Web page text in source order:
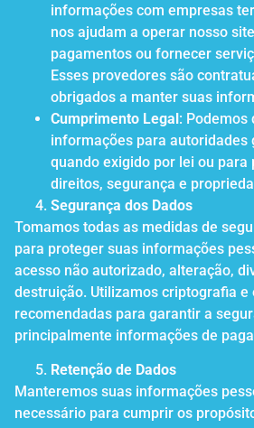
informações com empresas
nos ajudam a operar nosso
pagamentos ou fornecer
Esses provedores são
obrigados a manter suas
Cumprimento Legal: Podemos
informações para autoridades
quando exigido por lei ou para
direitos, segurança e
Segurança dos Dados
Tomamos todas as medidas de
para proteger suas informações
acesso não autorizado, alteração,
destruição. Utilizamos criptografia e
recomendadas para garantir a
principalmente informações de
Retenção de Dados
Manteremos suas informações
necessário para cumprir os